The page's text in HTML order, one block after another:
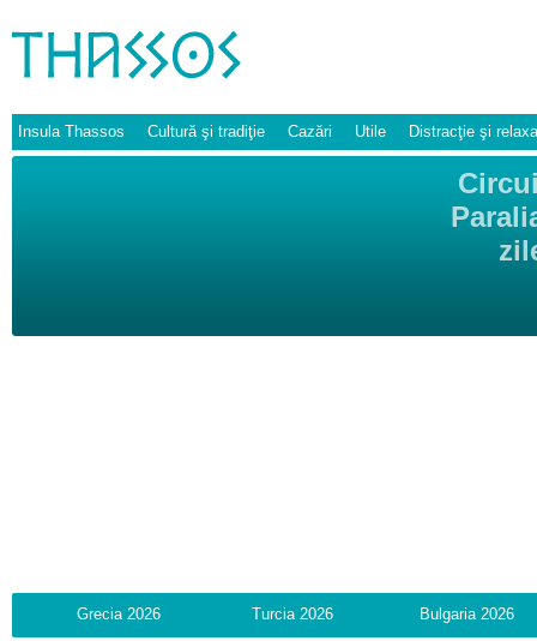
Insula Thassos Cultură şi tradiţie Cazări Utile Distracţie şi
Grecia 2026 Turcia 2026 Bulgaria 2026